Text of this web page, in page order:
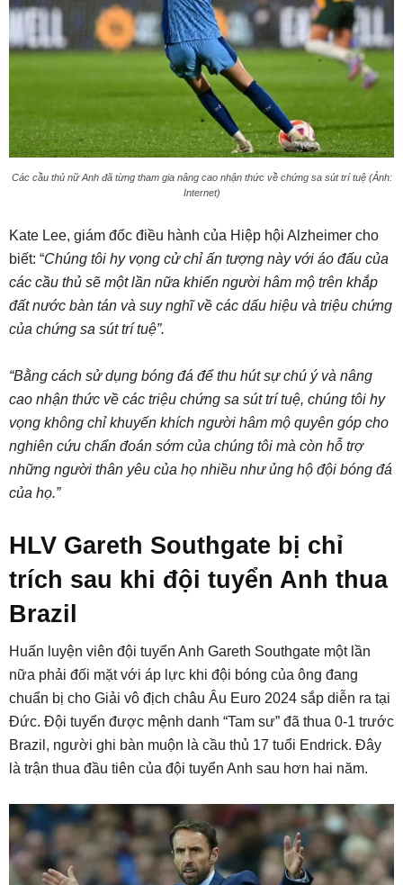
Các cầu thủ nữ Anh đã từng tham gia nâng cao nhận thức về chứng sa sút trí tuệ (Ảnh:
Internet)
Kate Lee, giám đốc điều hành của Hiệp hội Alzheimer cho
biết: “Chúng tôi hy vọng cử chỉ ấn tượng này với áo đấu của
các cầu thủ sẽ một lần nữa khiến người hâm mộ trên khắp
đất nước bàn tán và suy nghĩ về các dấu hiệu và triệu chứng
của chứng sa sút trí tuệ”.
“Bằng cách sử dụng bóng đá để thu hút sự chú ý và nâng
cao nhận thức về các triệu chứng sa sút trí tuệ, chúng tôi hy
vọng không chỉ khuyến khích người hâm mộ quyên góp cho
nghiên cứu chẩn đoán sớm của chúng tôi mà còn hỗ trợ
những người thân yêu của họ nhiều như ủng hộ đội bóng đá
của họ.”
HLV Gareth Southgate bị chỉ
trích sau khi đội tuyển Anh thua
Brazil
Huấn luyện viên đội tuyển Anh Gareth Southgate một lần
nữa phải đối mặt với áp lực khi đội bóng của ông đang
chuẩn bị cho Giải vô địch châu Âu Euro 2024 sắp diễn ra tại
Đức. Đội tuyển được mệnh danh “Tam sư” đã thua 0-1 trước
Brazil, người ghi bàn muộn là cầu thủ 17 tuổi Endrick. Đây
là trận thua đầu tiên của đội tuyển Anh sau hơn hai năm.